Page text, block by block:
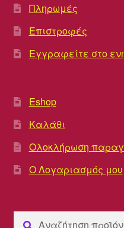
Πληρωμές
Επιστροφές
Εγγραφείτε στο
Eshop
Καλάθι
Ολοκλήρωση
Ο Λογαριασμός μου
Αναζήτηση
Αναζήτηση